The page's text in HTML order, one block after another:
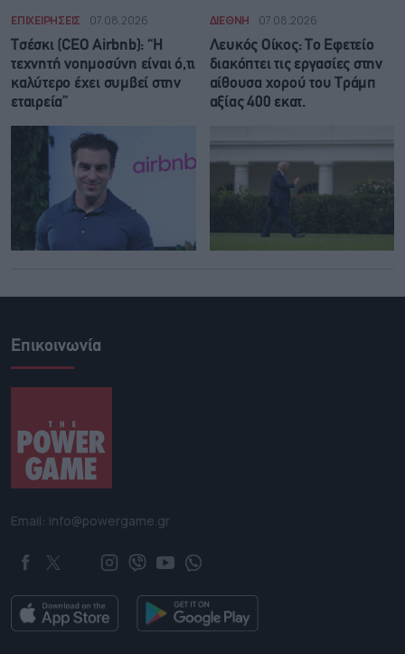
ΕΠΙΧΕΙΡΗΣΕΙΣ 07.08.2026
Τσέσκι (CEO Airbnb): “Η
τεχνητή νοημοσύνη είναι ό,τι
καλύτερο έχει συμβεί στην
εταιρεία”
ΔΙΕΘΝΗ 07.08.2026
Λευκός Οίκος: Το Εφετείο
διακόπτει τις εργασίες στην
αίθουσα χορού του Τράμπ
αξίας 400 εκατ.
Επικοινωνία
Email: info@powergame.gr